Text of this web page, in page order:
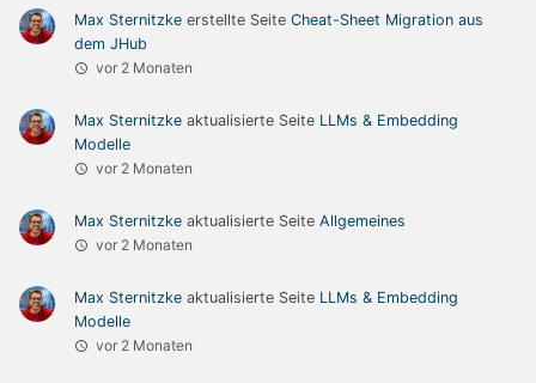
Max Sternitzke erstellte Seite Cheat-Sheet Migration aus
dem JHub
vor 2 Monaten
Max Sternitzke aktualisierte Seite LLMs & Embedding
Modelle
vor 2 Monaten
Max Sternitzke aktualisierte Seite Allgemeines
vor 2 Monaten
Max Sternitzke aktualisierte Seite LLMs & Embedding
Modelle
vor 2 Monaten